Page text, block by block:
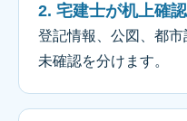
2. 宅建士が机上確認
登記情報、公図、都
未確認を分けます。